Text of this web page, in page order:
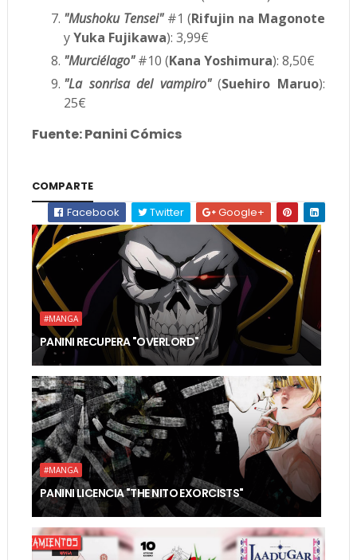
"Mushoku Tensei"#1 (Rifujin na Magonote
yYuka Fujikawa): 3,99€
"Murciélago"#10 (Kana Yoshimura): 8,50€
"La sonrisa del vampiro"(Suehiro Maruo):
25€
Fuente: Panini Cómics
COMPARTE
Facebook
Twitter Google+
#MANGA
PANINI RECUPERA "OVERLORD"
#MANGA
PANINI LICENCIA "THE NITO EXORCISTS"